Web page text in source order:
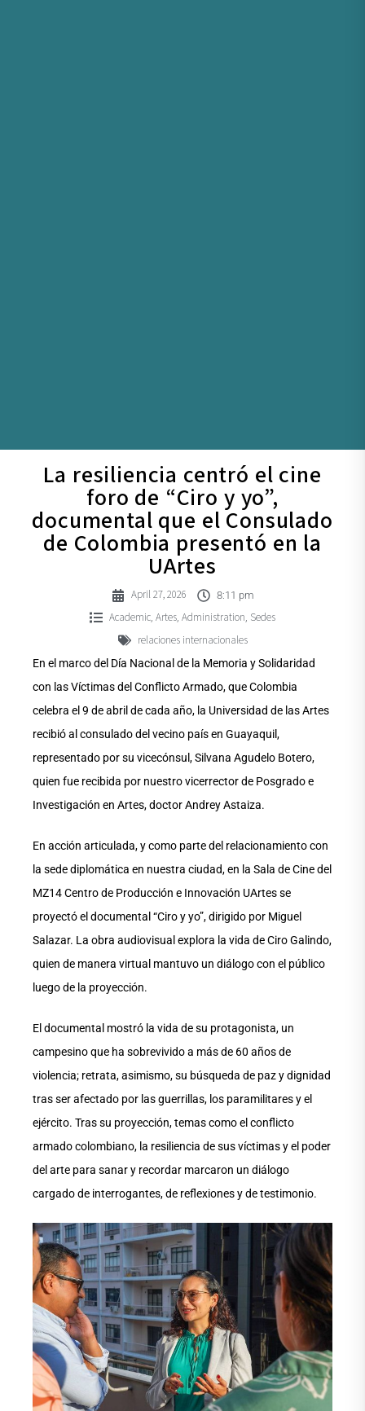
La resiliencia centró el cine
foro de “Ciro y yo”,
documental que el Consulado
de Colombia presentó en la
UArtes
April 27, 2026 8:11 pm
Academic, Artes, Administration, Sedes
relaciones internacionales
En el marco del Día Nacional de la Memoria y Solidaridad
con las Víctimas del Conflicto Armado, que Colombia
celebra el 9 de abril de cada año, la Universidad de las Artes
recibió al consulado del vecino país en Guayaquil,
representado por su vicecónsul, Silvana Agudelo Botero,
quien fue recibida por nuestro vicerrector de Posgrado e
Investigación en Artes, doctor Andrey Astaiza.
En acción articulada, y como parte del relacionamiento con
la sede diplomática en nuestra ciudad, en la Sala de Cine del
MZ14 Centro de Producción e Innovación UArtes se
proyectó el documental “Ciro y yo”, dirigido por Miguel
Salazar. La obra audiovisual explora la vida de Ciro Galindo,
quien de manera virtual mantuvo un diálogo con el público
luego de la proyección.
El documental mostró la vida de su protagonista, un
campesino que ha sobrevivido a más de 60 años de
violencia; retrata, asimismo, su búsqueda de paz y dignidad
tras ser afectado por las guerrillas, los paramilitares y el
ejército. Tras su proyección, temas como el conflicto
armado colombiano, la resiliencia de sus víctimas y el poder
del arte para sanar y recordar marcaron un diálogo
cargado de interrogantes, de reflexiones y de testimonio.